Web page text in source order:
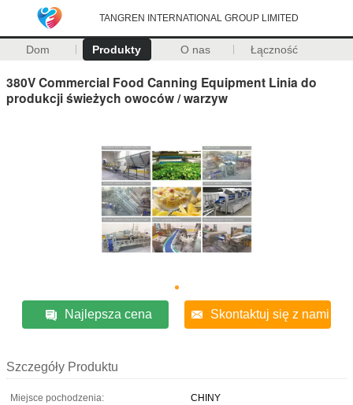
TANGREN INTERNATIONAL GROUP LIMITED
Dom Produkty O nas Łączność
380V Commercial Food Canning Equipment Linia do
produkcji świeżych owoców / warzyw
Najlepsza cena Skontaktuj się z nami
Szczegóły Produktu
Miejsce pochodzenia:
CHINY